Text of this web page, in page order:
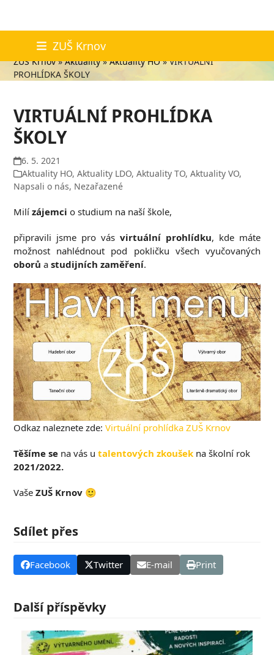
content
ZUŠ Krnov
Aktuality
ZUŠ Krnov»Aktuality»Aktuality HO»VIRTUÁLNÍ
PROHLÍDKA ŠKOLY
VIRTUÁLNÍ PROHLÍDKA
ŠKOLY
6. 5. 2021
Aktuality HO,Aktuality LDO,Aktuality TO,Aktuality VO,
Napsali o nás, Nezařazené
Milízájemci o studium na naší škole,
připravili jsme pro vás virtuální prohlídku, kde máte
možnost nahlédnout pod pokličku všech vyučovaných
oborů astudijních zaměření.
Odkaz naleznete zde:Virtuální prohlídka ZUŠ Krnov
Těšíme se na vás utalentových zkoušek na školní rok
2021/2022.
VašeZUŠ Krnov 🙂
Sdílet přes
Facebook Twitter E-mail Print
Další příspěvky